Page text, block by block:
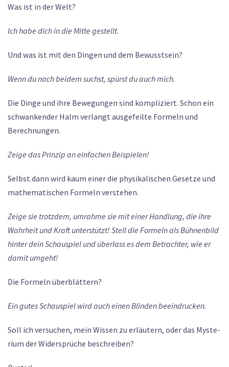
Was ist in der Welt?
Ich habe dich in die Mitte gestellt.
Und was ist mit den Dingen und dem Bewusstsein?
Wenn du nach beidem suchst, spürst du auch mich.
Die Dinge und ihre Bewegungen sind kompliziert. Schon ein
schwankender Halm verlangt ausgefeilte Formeln und
Berechnungen.
Zeige das Prinzip an einfachen Beispielen!
Selbst dann wird kaum einer die physikalischen Gesetze und
mathematischen Formeln verstehen.
Zeige sie trotzdem, umrahme sie mit einer Handlung, die ihre
Wahrheit und Kraft unterstützt! Stell die Formeln als Bühnen­bild
hinter dein Schauspiel und überlass es dem Betrachter, wie er
damit umgeht!
Die Formeln überblättern?
Ein gutes Schauspiel wird auch einen Blinden beeindrucken.
Soll ich versuchen, mein Wissen zu erläutern, oder das Myste­
rium der Widersprüche beschreiben?